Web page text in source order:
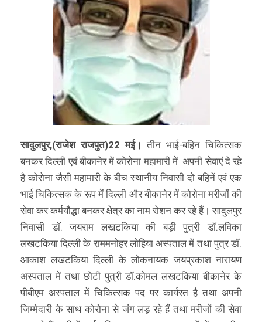
सादुलपुर,(राजेश राजपुत)22 मई। तीन भाई-बहिन चिकित्सक
बनकर दिल्ली एवं बीकानेर में कोरोना महामारी में अपनी सेवाएं दे रहे
है कोरोना जैसी महामारी के बीच स्थानीय निवासी दो बहिनें एवं एक
भाई चिकित्सक के रूप में दिल्ली और बीकानेर में कोरोना मरीजों की
सेवा कर कर्मयौद्धा बनकर क्षेत्र का नाम रोशन कर रहे हैं। सादुलपुर
निवासी डॉ. जयराम लखटकिया की बड़ी पुत्री डॉ.लविका
लखटकिया दिल्ली के राममनोहर लोहिया अस्पताल में तथा पुत्र डॉ.
आकाश लखटकिया दिल्ली के लोकनायक जयप्रकाश नारायण
अस्पताल में तथा छोटी पुत्री डॉ.कोमल लखटकिया बीकानेर के
पीबीएम अस्पताल में चिकित्सक पद पर कार्यरत है तथा अपनी
जिम्मेदारी के साथ कोरोना से जंग लड़ रहे हैं तथा मरीजों की सेवा